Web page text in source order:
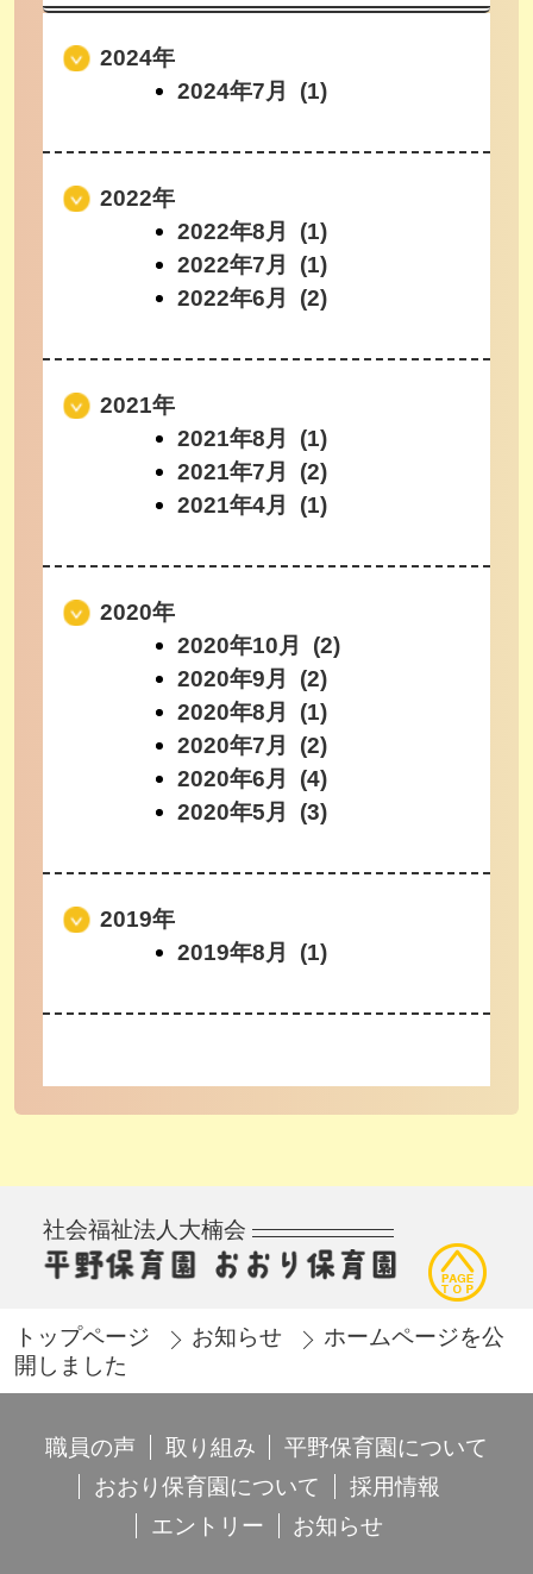
2024年
2024年7月 (1)
2022年
2022年8月 (1)
2022年7月 (1)
2022年6月 (2)
2021年
2021年8月 (1)
2021年7月 (2)
2021年4月 (1)
2020年
2020年10月 (2)
2020年9月 (2)
2020年8月 (1)
2020年7月 (2)
2020年6月 (4)
2020年5月 (3)
2019年
2019年8月 (1)
社会福祉法人大楠会
トップページ お知らせ
ホームページを公
開しました
職員の声 取り組み
平野保育園について
おおり保育園について
採用情報
エントリー
お知らせ